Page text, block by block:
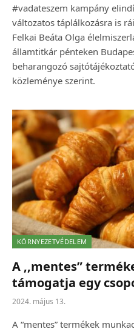
#vadateszem kampány
változatos táplálkozásra is
Felkai Beáta Olga
államtitkár pénteken
beharangozó
közleménye szerint.
KÖRNYEZETVÉDELEM
A ,,mentes”
támogatja egy
2024. május 13.
A “mentes” termékek